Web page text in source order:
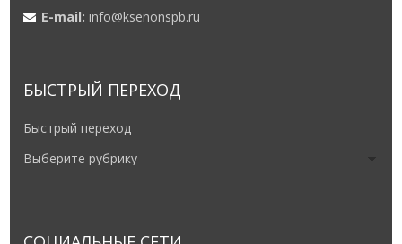
E-mail:info@ksenonspb.ru
БЫСТРЫЙ ПЕРЕХОД
Быстрый переход